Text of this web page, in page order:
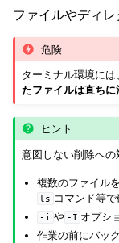
ファイルやディレ
危険
ターミナル環境に
たファイルは直ちに
ヒント
意図しない削除への
複数のファイル
ls コマンド等で
-i や -I オプシ
作業の前にバッ